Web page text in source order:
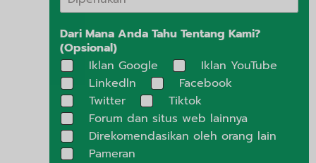
Dari Mana Anda Tahu Tentang Kami?
(Opsional)
Iklan Google
Iklan YouTube
Linkedln
Facebook
Twitter
Tiktok
Forum dan situs web lainnya
Direkomendasikan oleh orang lain
Pameran